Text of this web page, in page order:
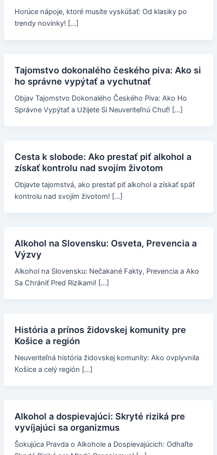
Horúce nápoje, ktoré musíte vyskúšať: Od klasiky po
trendy novinky! […]
Tajomstvo dokonalého českého piva: Ako si
ho správne vypýtať a vychutnať
Objav Tajomstvo Dokonalého Českého Piva: Ako Ho
Správne Vypýtať a Užijete Si Neuveriteľnú Chuť! […]
Cesta k slobode: Ako prestať piť alkohol a
získať kontrolu nad svojím životom
Objavte tajomstvá, ako prestať piť alkohol a získať späť
kontrolu nad svojím životom! […]
Alkohol na Slovensku: Osveta, Prevencia a
Výzvy
Alkohol na Slovensku: Nečakané Fakty, Prevencia a Ako
Sa Chrániť Pred Rizikami! […]
História a prínos židovskej komunity pre
Košice a región
Neuveriteľná história židovskej komunity: Ako ovplyvnila
Košice a celý región […]
Alkohol a dospievajúci: Skryté riziká pre
vyvíjajúci sa organizmus
Šokujúca Pravda o Alkohole a Dospievajúcich: Odhaľte